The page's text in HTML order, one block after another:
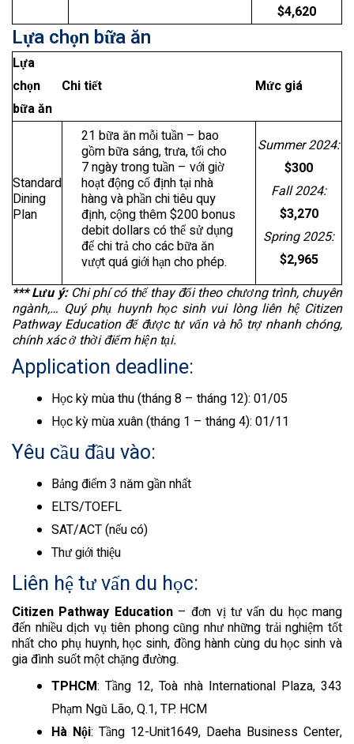
$4,620
Lựa chọn bữa ăn
Lựa
chọn
bữa ăn
Chi tiết Mức giá
Standard
Dining
Plan
21 bữa ăn mỗi tuần – bao
gồm bữa sáng, trưa, tối cho
7 ngày trong tuần – với giờ
hoạt động cố định tại nhà
hàng và phần chi tiêu quy
định, cộng thêm $200 bonus
debit dollars có thể sử dụng
để chi trả cho các bữa ăn
vượt quá giới hạn cho phép.
Summer 2024:
$300
Fall 2024:
$3,270
Spring 2025:
$2,965
*** Lưu ý:Chi phí có thể thay đổi theo chương trình, chuyên
ngành,… Quý phụ huynh học sinh vui lòng liên hệ Citizen
Pathway Education để được tư vấn và hỗ trợ nhanh chóng,
chính xác ở thời điểm hiện tại.
Application deadline:
Học kỳ mùa thu (tháng 8 – tháng 12): 01/05
Học kỳ mùa xuân (tháng 1 – tháng 4): 01/11
Yêu cầu đầu vào:
Bảng điểm 3 năm gần nhất
ELTS/TOEFL
SAT/ACT (nếu có)
Thư giới thiệu
Liên hệ tư vấn du học:
Citizen Pathway Education– đơn vị tư vấn du học mang
đến nhiều dịch vụ tiên phong cũng như những trải nghiệm tốt
nhất cho phụ huynh, học sinh, đồng hành cùng du học sinh và
gia đình suốt một chặng đường.
TPHCM: Tầng 12, Toà nhà International Plaza, 343
Phạm Ngũ Lão, Q.1, TP. HCM
Hà Nội: Tầng 12-Unit1649, Daeha Business Center,